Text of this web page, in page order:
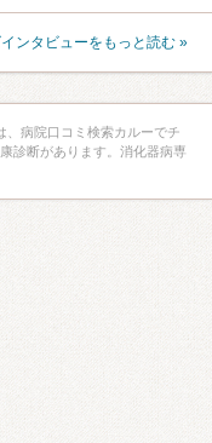
インタビューをもっと読む »
、病院口コミ検索カルーでチ
診断があります。消化器病専